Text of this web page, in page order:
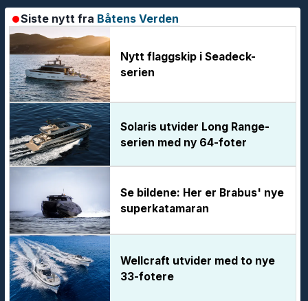
Siste nytt fra Båtens Verden
Nytt flaggskip i Seadeck-
serien
Solaris utvider Long Range-
serien med ny 64-foter
Se bildene: Her er Brabus' nye
superkatamaran
Wellcraft utvider med to nye
33-fotere